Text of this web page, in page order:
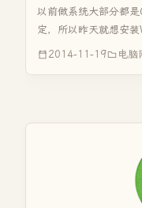
以前做系统大部分都
定，所以昨天就想安
下，从某个网站下载
2014-11-19 电脑